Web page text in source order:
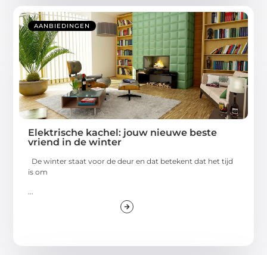
AANBIEDINGEN
Elektrische kachel: jouw nieuwe beste
vriend in de winter
De winter staat voor de deur en dat betekent dat het tijd
is om